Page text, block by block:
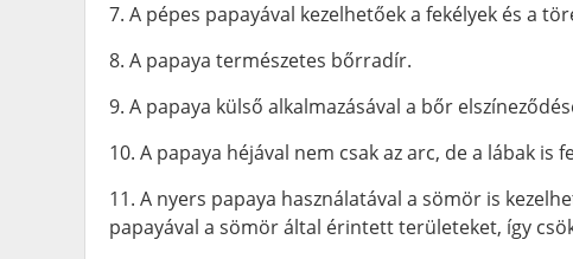
7. A pépes papayával kezelhetőek a fekélyek és a
8. A papaya természetes bőrradír.
9. A papaya külső alkalmazásával a bőr
10. A papaya héjával nem csak az arc, de a lábak is
11. A nyers papaya használatával a sömör is
papayával a sömör által érintett területeket, így